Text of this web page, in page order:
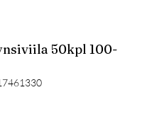
50kpl 100-